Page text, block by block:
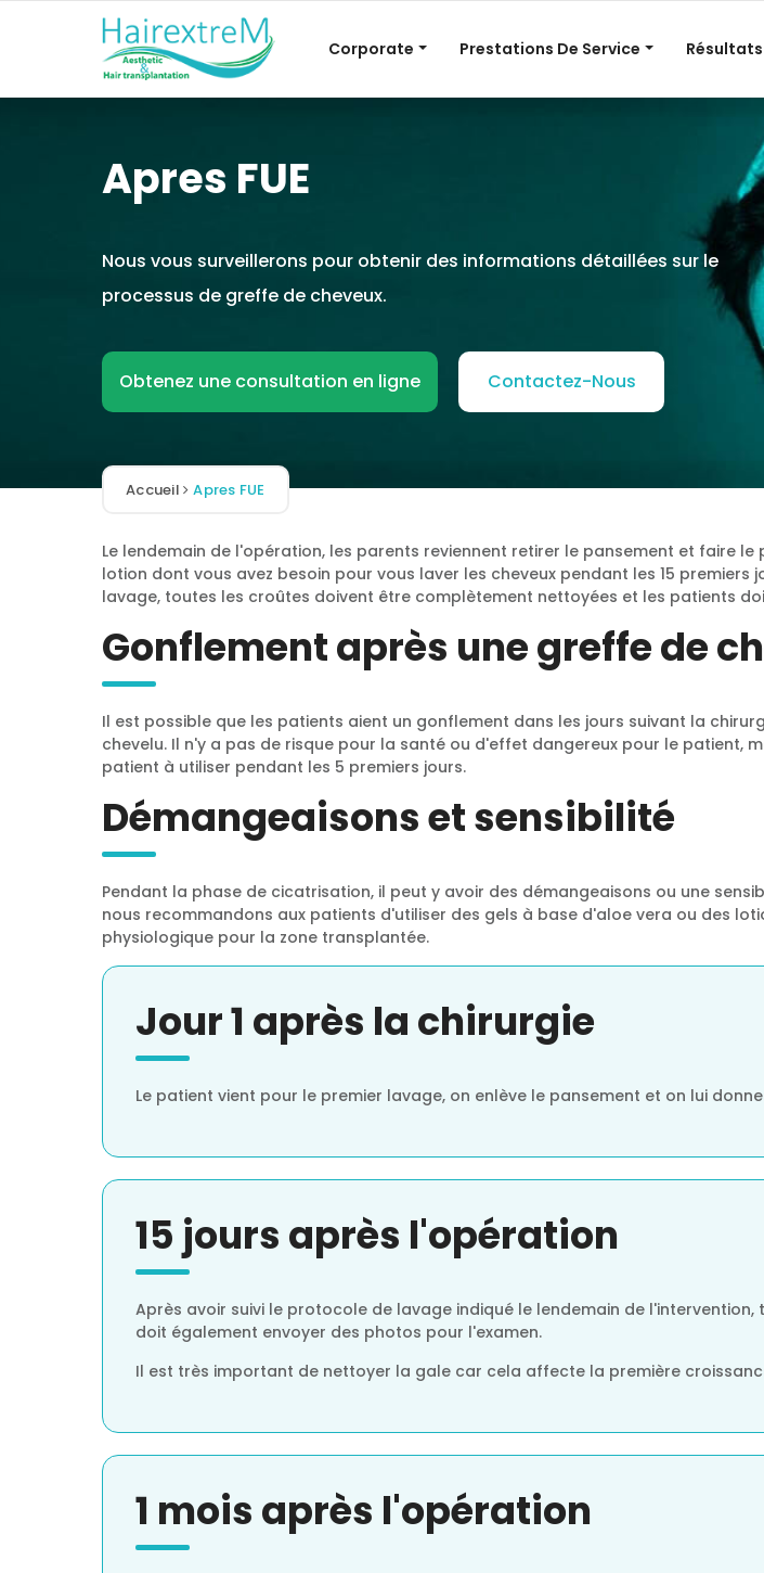
Corporate Prestations De Service Résultats
Apres FUE
Nous vous surveillerons pour obtenir des informations détaillées sur le
processus de greffe de cheveux.
Obtenez une consultation en ligne Contactez-Nous
Accueil Apres FUE
Le lendemain de l'opération, les parents reviennent retirer le pansement et faire
lotion dont vous avez besoin pour vous laver les cheveux pendant les 15
lavage, toutes les croûtes doivent être complètement nettoyées et les patients
Gonflement après une greffe de
Il est possible que les patients aient un gonflement dans les jours suivant la
chevelu. Il n'y a pas de risque pour la santé ou d'effet dangereux pour le patient,
patient à utiliser pendant les 5 premiers jours.
Démangeaisons et sensibilité
Pendant la phase de cicatrisation, il peut y avoir des démangeaisons ou une
nous recommandons aux patients d'utiliser des gels à base d'aloe vera ou des
physiologique pour la zone transplantée.
Jour 1 après la chirurgie
Le patient vient pour le premier lavage, on enlève le pansement et on lui
15 jours après l'opération
Après avoir suivi le protocole de lavage indiqué le lendemain de
doit également envoyer des photos pour l'examen.
Il est très important de nettoyer la gale car cela affecte la première
1 mois après l'opération